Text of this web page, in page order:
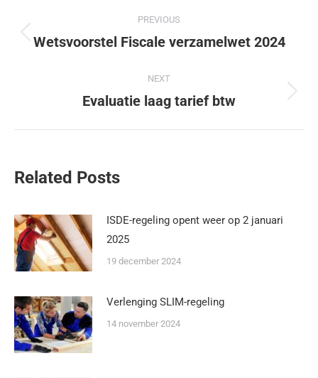
PREVIOUS
Wetsvoorstel Fiscale verzamelwet 2024
NEXT
Evaluatie laag tarief btw
Related Posts
ISDE-regeling opent weer op 2 januari
2025
19 december 2024
Verlenging SLIM-regeling
14 november 2024